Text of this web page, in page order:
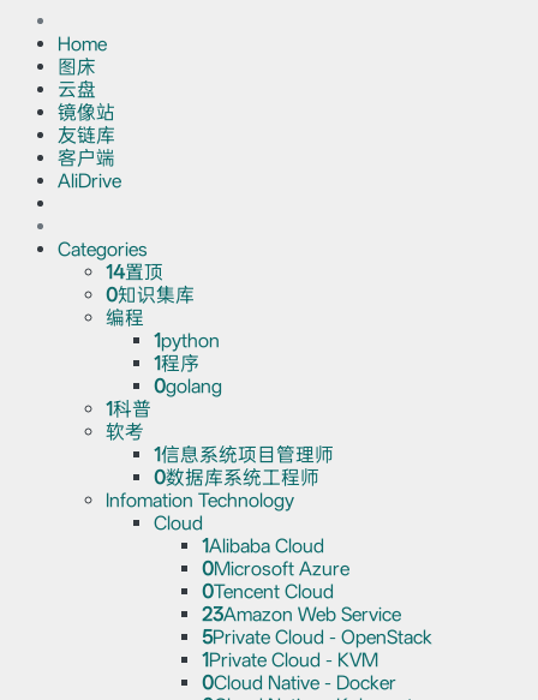
Home
图床
云盘
镜像站
友链库
客户端
AliDrive
Categories
14置顶
0知识集库
编程
1python
1程序
0golang
1科普
软考
1信息系统项目管理师
0数据库系统工程师
Infomation Technology
Cloud
1Alibaba Cloud
0Microsoft Azure
0Tencent Cloud
23Amazon Web Service
5Private Cloud - OpenStack
1Private Cloud - KVM
0Cloud Native - Docker